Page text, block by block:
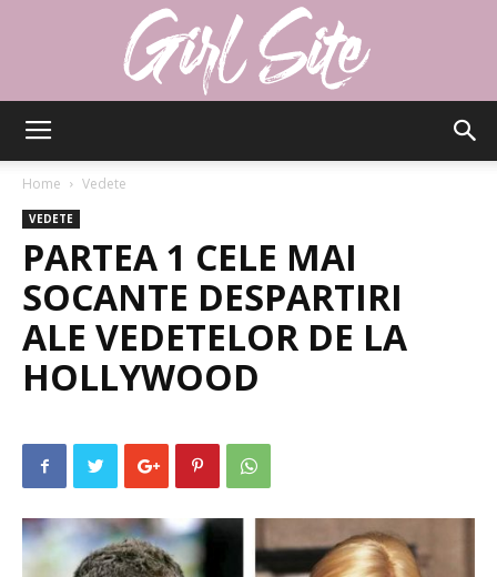
Home Vedete
VEDETE
PARTEA 1 CELE MAI
SOCANTE DESPARTIRI
ALE VEDETELOR DE LA
HOLLYWOOD